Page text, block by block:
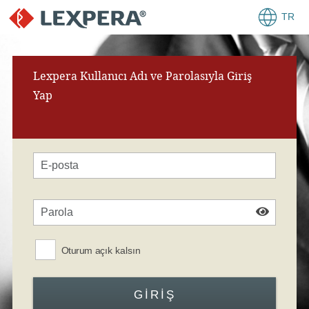
TR
Lexpera Kullanıcı Adı ve Parolasıyla Giriş
Yap
Oturum açık kalsın
GIRIŞ